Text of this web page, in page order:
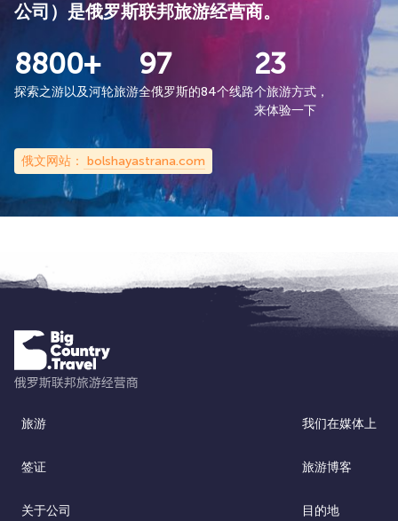
公司）是俄罗斯联邦旅游经营商。
8800+
探索之游以及河轮旅游
97
全俄罗斯的84个线路
23
个旅游方式，
来体验一下
俄文网站： bolshayastrana.com
旅游 我们在媒体上
签证 旅游博客
关于公司 目的地